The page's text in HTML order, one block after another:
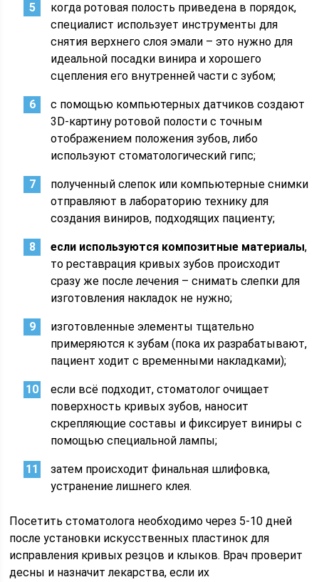
когда ротовая полость приведена в порядок,
специалист использует инструменты для
снятия верхнего слоя эмали – это нужно для
идеальной посадки винира и хорошего
сцепления его внутренней части с зубом;
с помощью компьютерных датчиков создают
3D-картину ротовой полости с точным
отображением положения зубов, либо
используют стоматологический гипс;
полученный слепок или компьютерные снимки
отправляют в лабораторию технику для
создания виниров, подходящих пациенту;
если используются композитные материалы,
то реставрация кривых зубов происходит
сразу же после лечения – снимать слепки для
изготовления накладок не нужно;
изготовленные элементы тщательно
примеряются к зубам (пока их разрабатывают,
пациент ходит с временными накладками);
если всё подходит, стоматолог очищает
поверхность кривых зубов, наносит
скрепляющие составы и фиксирует виниры с
помощью специальной лампы;
затем происходит финальная шлифовка,
устранение лишнего клея.
Посетить стоматолога необходимо через 5-10 дней
после установки искусственных пластинок для
исправления кривых резцов и клыков. Врач проверит
десны и назначит лекарства, если их